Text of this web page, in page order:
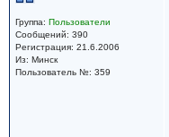
Группа: Пользователи
Сообщений: 390
Регистрация: 21.6.2006
Из: Минск
Пользователь №: 359